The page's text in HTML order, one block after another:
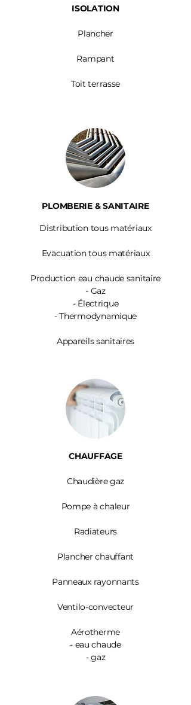
ISOLATION
Plancher
Rampant
Toit terrasse
PLOMBERIE & SANITAIRE
Distribution tous matériaux
Evacuation tous matériaux
Production eau chaude sanitaire
- Gaz
- Électrique
- Thermodynamique
Appareils sanitaires
CHAUFFAGE
Chaudière gaz
Pompe à chaleur
Radiateurs
Plancher chauffant
Panneaux rayonnants
Ventilo-convecteur
Aérotherme
- eau chaude
- gaz